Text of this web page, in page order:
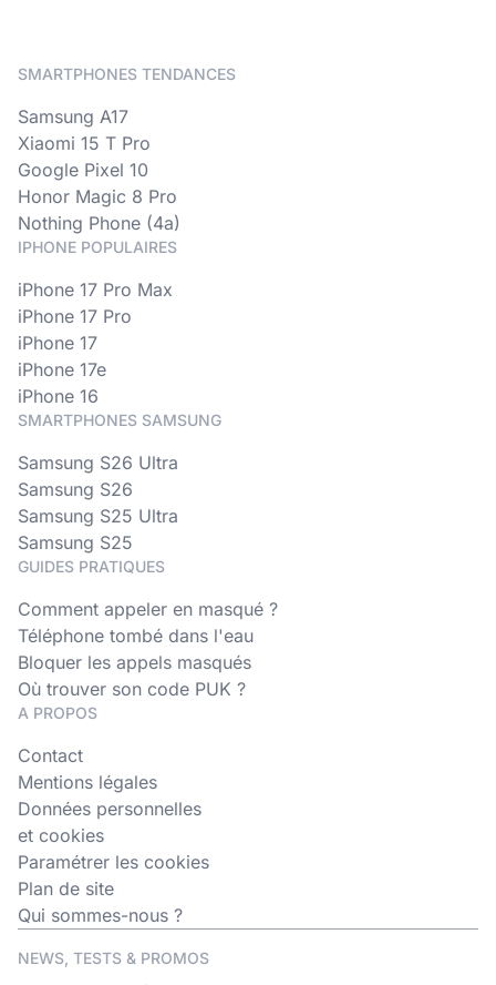
SMARTPHONES TENDANCES
Samsung A17
Xiaomi 15 T Pro
Google Pixel 10
Honor Magic 8 Pro
Nothing Phone (4a)
IPHONE POPULAIRES
iPhone 17 Pro Max
iPhone 17 Pro
iPhone 17
iPhone 17e
iPhone 16
SMARTPHONES SAMSUNG
Samsung S26 Ultra
Samsung S26
Samsung S25 Ultra
Samsung S25
GUIDES PRATIQUES
Comment appeler en masqué ?
Téléphone tombé dans l'eau
Bloquer les appels masqués
Où trouver son code PUK ?
A PROPOS
Contact
Mentions légales
Données personnelles
et cookies
Paramétrer les cookies
Plan de site
Qui sommes-nous ?
NEWS, TESTS & PROMOS